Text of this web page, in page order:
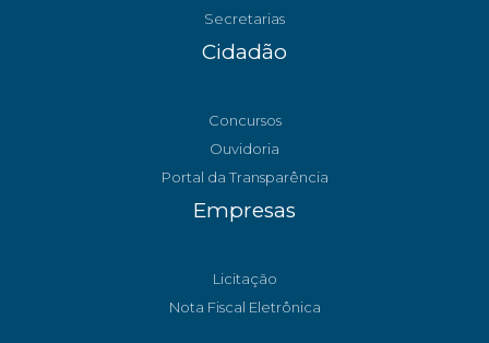
Secretarias
Cidadão
Concursos
Ouvidoria
Portal da Transparência
Empresas
Licitação
Nota Fiscal Eletrônica